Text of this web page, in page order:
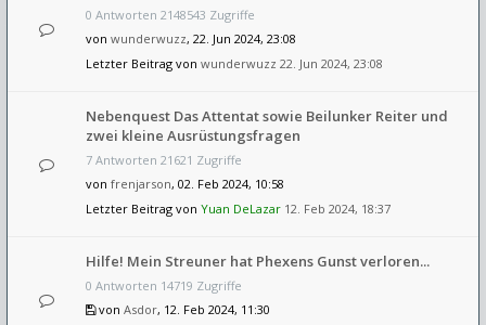
0 Antworten 2148543 Zugriffe
von wunderwuzz, 22. Jun 2024, 23:08
Letzter Beitrag von wunderwuzz 22. Jun 2024, 23:08
Nebenquest Das Attentat sowie Beilunker Reiter und
zwei kleine Ausrüstungsfragen
7 Antworten 21621 Zugriffe
von frenjarson, 02. Feb 2024, 10:58
Letzter Beitrag von Yuan DeLazar 12. Feb 2024, 18:37
Hilfe! Mein Streuner hat Phexens Gunst verloren...
0 Antworten 14719 Zugriffe
von Asdor, 12. Feb 2024, 11:30